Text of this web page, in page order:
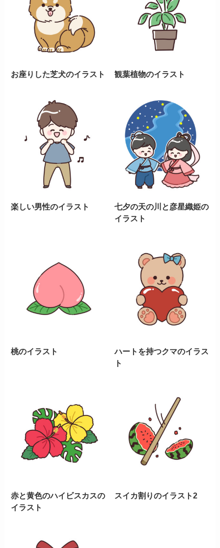
お座りした芝犬のイラスト 観葉植物のイラスト
楽しい男性のイラスト
七夕の天の川と彦星織姫の
イラスト
桃のイラスト
ハートを持つクマのイラス
ト
赤と黄色のハイビスカスの
イラスト
スイカ割りのイラスト2